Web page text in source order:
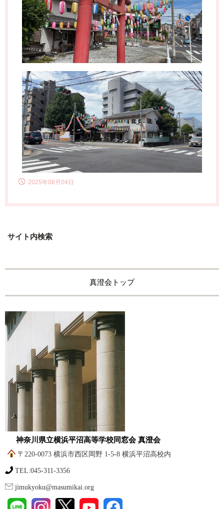
2025年08月04日
サイト内検索
真澄会トップ
神奈川県立横浜平沼高等学校同窓会 真澄会
〒220-0073 横浜市西区岡野 1-5-8 横浜平沼高校内
TEL:045-311-3356
jimukyoku@masumikai.org